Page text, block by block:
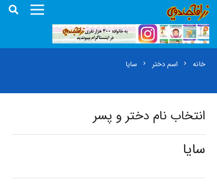
خانه chevron_right اسم دختر chevron_right سایا
انتخاب نام دختر و پسر
سایا